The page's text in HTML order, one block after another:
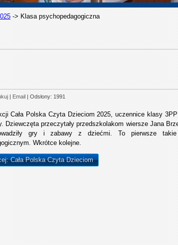
-> Klasa psychopedagogiczna
| Email | Odsłony: 1991
Cała Polska Czyta Dzieciom 2025, uczennice klasy
Dziewczęta przeczytały przedszkolakom wiersze Jana
gry i zabawy z dziećmi. To pierwsze
Wkrótce kolejne.
Cała Polska Czyta Dzieciom